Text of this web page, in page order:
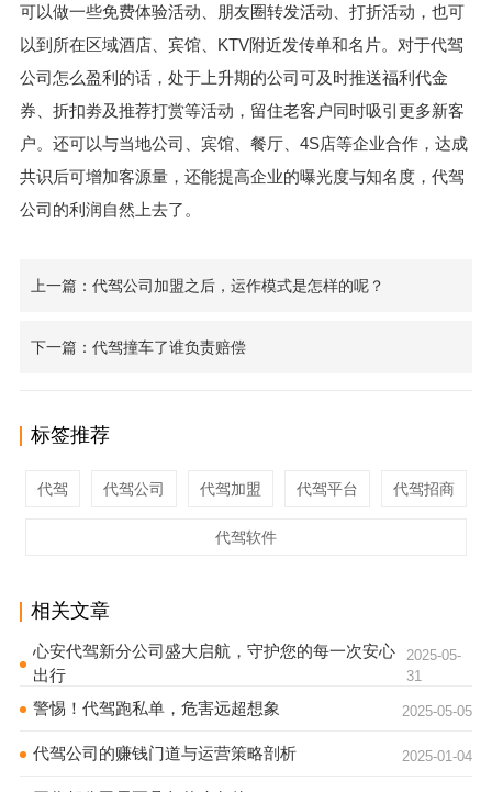
可以做一些免费体验活动、朋友圈转发活动、打折活动，也可
以到所在区域酒店、宾馆、KTV附近发传单和名片。对于代驾
公司怎么盈利的话，处于上升期的公司可及时推送福利代金
券、折扣劵及推荐打赏等活动，留住老客户同时吸引更多新客
户。还可以与当地公司、宾馆、餐厅、4S店等企业合作，达成
共识后可增加客源量，还能提高企业的曝光度与知名度，代驾
公司的利润自然上去了。
上一篇：代驾公司加盟之后，运作模式是怎样的呢？
下一篇：代驾撞车了谁负责赔偿
标签推荐
代驾 代驾公司 代驾加盟 代驾平台 代驾招商
代驾软件
相关文章
心安代驾新分公司盛大启航，守护您的每一次安心
出行
2025-05-
31
警惕！代驾跑私单，危害远超想象 2025-05-05
代驾公司的赚钱门道与运营策略剖析 2025-01-04